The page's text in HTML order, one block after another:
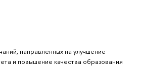
направленных на улучшение
и повышение качества образования